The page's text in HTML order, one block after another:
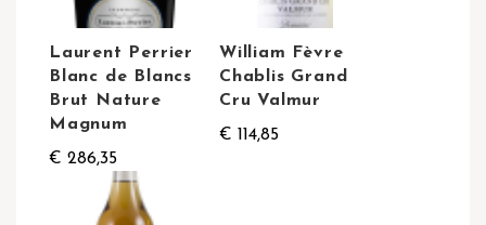
Laurent Perrier
Blanc de Blancs
Brut Nature
Magnum
€ 286,35
William Fèvre
Chablis Grand
Cru Valmur
€ 114,85